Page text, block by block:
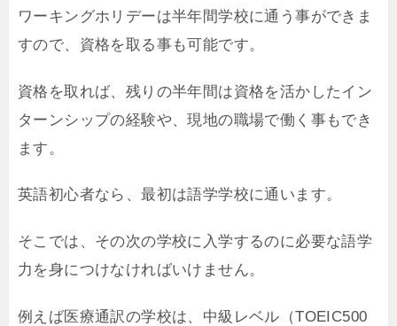
ワーキングホリデーは半年間学校に通う事ができま
すので、資格を取る事も可能です。
資格を取れば、残りの半年間は資格を活かしたイン
ターンシップの経験や、現地の職場で働く事もでき
ます。
英語初心者なら、最初は語学学校に通います。
そこでは、その次の学校に入学するのに必要な語学
力を身につけなければいけません。
例えば医療通訳の学校は、中級レベル（TOEIC500